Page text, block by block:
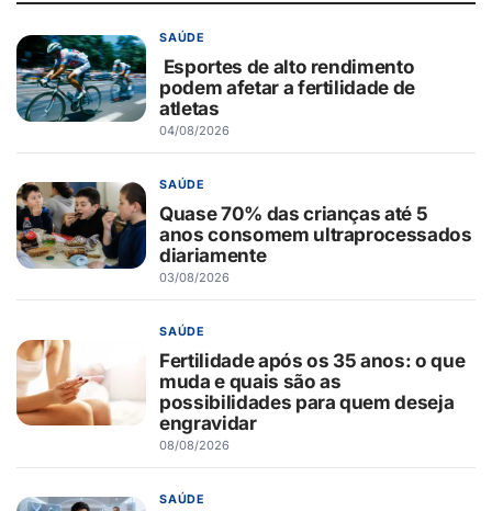
SAÚDE
Esportes de alto rendimento
podem afetar a fertilidade de
atletas
04/08/2026
SAÚDE
Quase 70% das crianças até 5
anos consomem ultraprocessados
diariamente
03/08/2026
SAÚDE
Fertilidade após os 35 anos: o que
muda e quais são as
possibilidades para quem deseja
engravidar
08/08/2026
SAÚDE